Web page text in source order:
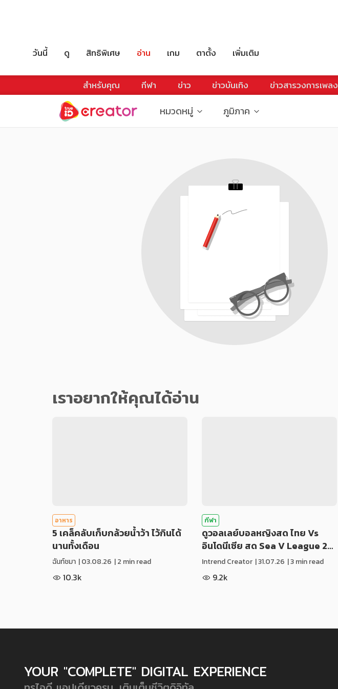
วันนี้ ดู สิทธิพิเศษ อ่าน เกม ตาตั้ง เพิ่มเติม
สำหรับคุณ กีฬา ข่าว ข่าวบันเทิง ข่าวสารวงการเพลง
หมวดหมู่ ภูมิภาค
เราอยากให้คุณได้อ่าน
อาหาร
5 เคล็คลับเก็บกล้วยน้ำว้า ไว้กินได้
นานทั้งเดือน
ฉันท์ชมา |03.08.26 | 2 min read
10.3k
กีฬา
ดูวอลเลย์บอลหญิงสด ไทย Vs
อินโดนีเซีย สด Sea V League 2…
Intrend Creator |31.07.26 | 3 min read
9.2k
YOUR "COMPLETE" DIGITAL EXPERIENCE